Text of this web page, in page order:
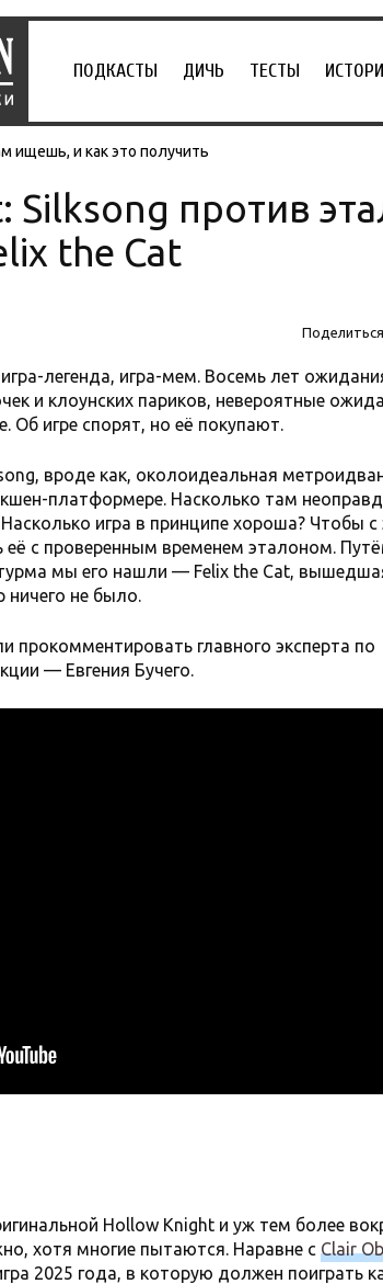
ПОДКАСТЫ ДИЧЬ ТЕСТЫ
ищешь, и как это получить
Silksong против
the Cat
легенда, игра-мем. Восемь лет
и клоунских париков, невероятные
Об игре спорят, но её покупают.
вроде как, околоидеальная
платформере. Насколько там
игра в принципе хороша? Чтобы с
её с проверенным временем эталоном.
мы его нашли — Felix the Cat,
ничего не было.
главного эксперта по
— Евгения Бучего.
Hollow Knight и уж тем более
хотя многие пытаются. Наравне с Clair
2025 года, в которую должен поиграть